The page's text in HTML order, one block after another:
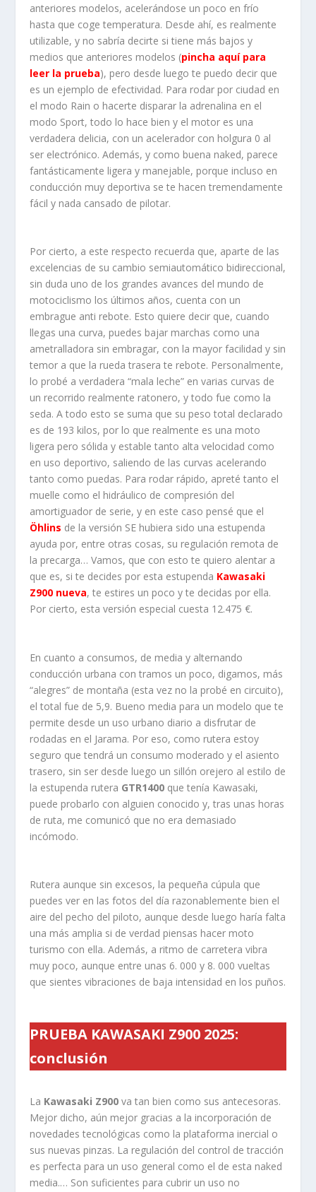
anteriores modelos, acelerándose un poco en frío
hasta que coge temperatura. Desde ahí, es realmente
utilizable, y no sabría decirte si tiene más bajos y
medios que anteriores modelos (pincha aquí para
leer la prueba), pero desde luego te puedo decir que
es un ejemplo de efectividad. Para rodar por ciudad en
el modo Rain o hacerte disparar la adrenalina en el
modo Sport, todo lo hace bien y el motor es una
verdadera delicia, con un acelerador con holgura 0 al
ser electrónico. Además, y como buena naked, parece
fantásticamente ligera y manejable, porque incluso en
conducción muy deportiva se te hacen tremendamente
fácil y nada cansado de pilotar.
Por cierto, a este respecto recuerda que, aparte de las
excelencias de su cambio semiautomático bidireccional,
sin duda uno de los grandes avances del mundo de
motociclismo los últimos años, cuenta con un
embrague anti rebote. Esto quiere decir que, cuando
llegas una curva, puedes bajar marchas como una
ametralladora sin embragar, con la mayor facilidad y sin
temor a que la rueda trasera te rebote. Personalmente,
lo probé a verdadera “mala leche” en varias curvas de
un recorrido realmente ratonero, y todo fue como la
seda. A todo esto se suma que su peso total declarado
es de 193 kilos, por lo que realmente es una moto
ligera pero sólida y estable tanto alta velocidad como
en uso deportivo, saliendo de las curvas acelerando
tanto como puedas. Para rodar rápido, apreté tanto el
muelle como el hidráulico de compresión del
amortiguador de serie, y en este caso pensé que el
Öhlins de la versión SE hubiera sido una estupenda
ayuda por, entre otras cosas, su regulación remota de
la precarga… Vamos, que con esto te quiero alentar a
que es, si te decides por esta estupenda Kawasaki
Z900 nueva, te estires un poco y te decidas por ella.
Por cierto, esta versión especial cuesta 12.475 €.
En cuanto a consumos, de media y alternando
conducción urbana con tramos un poco, digamos, más
“alegres” de montaña (esta vez no la probé en circuito),
el total fue de 5,9. Bueno media para un modelo que te
permite desde un uso urbano diario a disfrutar de
rodadas en el Jarama. Por eso, como rutera estoy
seguro que tendrá un consumo moderado y el asiento
trasero, sin ser desde luego un sillón orejero al estilo de
la estupenda rutera GTR1400 que tenía Kawasaki,
puede probarlo con alguien conocido y, tras unas horas
de ruta, me comunicó que no era demasiado
incómodo.
Rutera aunque sin excesos, la pequeña cúpula que
puedes ver en las fotos del día razonablemente bien el
aire del pecho del piloto, aunque desde luego haría falta
una más amplia si de verdad piensas hacer moto
turismo con ella. Además, a ritmo de carretera vibra
muy poco, aunque entre unas 6. 000 y 8. 000 vueltas
que sientes vibraciones de baja intensidad en los puños.
PRUEBA KAWASAKI Z900 2025:
conclusión
La Kawasaki Z900 va tan bien como sus antecesoras.
Mejor dicho, aún mejor gracias a la incorporación de
novedades tecnológicas como la plataforma inercial o
sus nuevas pinzas. La regulación del control de tracción
es perfecta para un uso general como el de esta naked
media.… Son suficientes para cubrir un uso no